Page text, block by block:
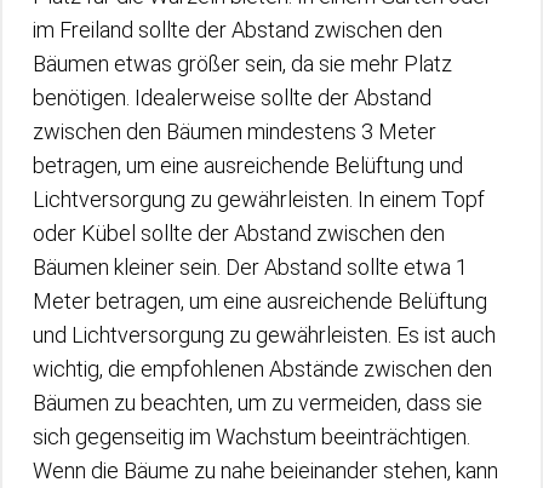
im Freiland sollte der Abstand zwischen den
Bäumen etwas größer sein, da sie mehr Platz
benötigen. Idealerweise sollte der Abstand
zwischen den Bäumen mindestens 3 Meter
betragen, um eine ausreichende Belüftung und
Lichtversorgung zu gewährleisten. In einem Topf
oder Kübel sollte der Abstand zwischen den
Bäumen kleiner sein. Der Abstand sollte etwa 1
Meter betragen, um eine ausreichende Belüftung
und Lichtversorgung zu gewährleisten. Es ist auch
wichtig, die empfohlenen Abstände zwischen den
Bäumen zu beachten, um zu vermeiden, dass sie
sich gegenseitig im Wachstum beeinträchtigen.
Wenn die Bäume zu nahe beieinander stehen, kann